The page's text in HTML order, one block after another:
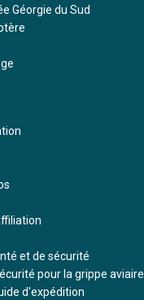
Géorgie du Sud
et de sécurité
pour la grippe aviaire
d'expédition